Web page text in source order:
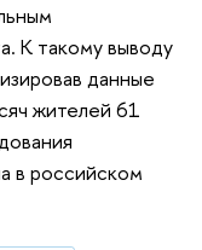
К такому выводу
данные
жителей 61
в российском